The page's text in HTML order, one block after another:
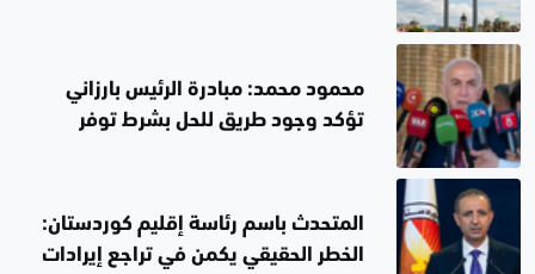
محمود محمد: مبادرة الرئيس بارزاني
تؤكد وجود طريق للحل بشرط توفر
المتحدث باسم رئاسة إقليم كوردستان:
الخطر الحقيقي يكمن في تراجع إيرادات